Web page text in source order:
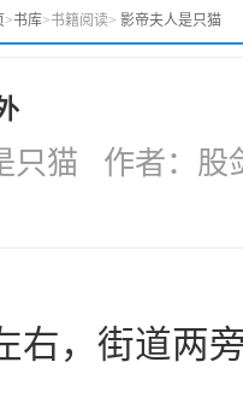
>书库>书籍阅读> 影帝夫人是只猫
只猫 作者：股
右，街道两